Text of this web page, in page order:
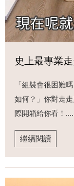
史上最專業
「組裝會很困難
如何？」你對走
際開箱給你看！
繼續閱讀